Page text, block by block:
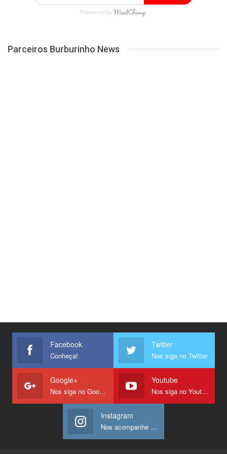
Powered by
Parceiros Burburinho News
Facebook
Conheça!
Twitter
Nos siga no Twitter
Google+
Nos siga no Google +
Youtube
Nos siga no Youtube
Instagram
Nos acompanhe no Instagram